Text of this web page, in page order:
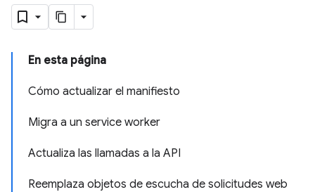
En esta página
Cómo actualizar el manifiesto
Migra a un service worker
Actualiza las llamadas a la API
Reemplaza objetos de escucha de solicitudes web